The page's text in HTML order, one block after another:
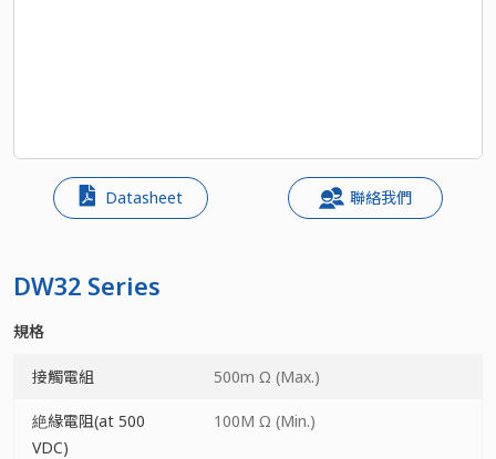
Datasheet 聯絡我們
DW32 Series
規格
接觸電組 500m Ω (Max.)
絶緣電阻(at 500
VDC)
100M Ω (Min.)